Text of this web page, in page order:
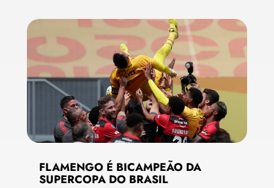
FLAMENGO É BICAMPEÃO DA
SUPERCOPA DO BRASIL